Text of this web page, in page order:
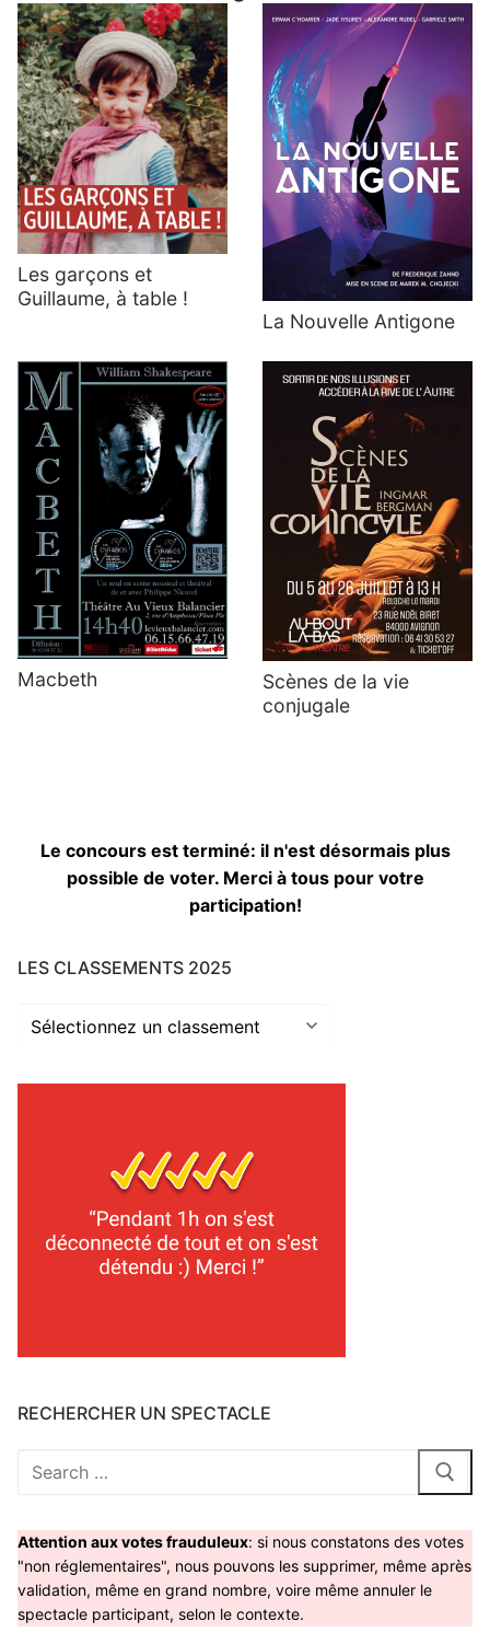
Les garçons et
Guillaume, à table !
La Nouvelle Antigone
Macbeth
Scènes de la vie
conjugale
Le concours est terminé: il n'est désormais plus
possible de voter. Merci à tous pour votre
participation!
LES CLASSEMENTS 2025
Les
RECHERCHER UN SPECTACLE
Rechercher
Attention aux votes frauduleux: si nous constatons des votes
"non réglementaires", nous pouvons les supprimer, même après
validation, même en grand nombre, voire même annuler le
spectacle participant, selon le contexte.